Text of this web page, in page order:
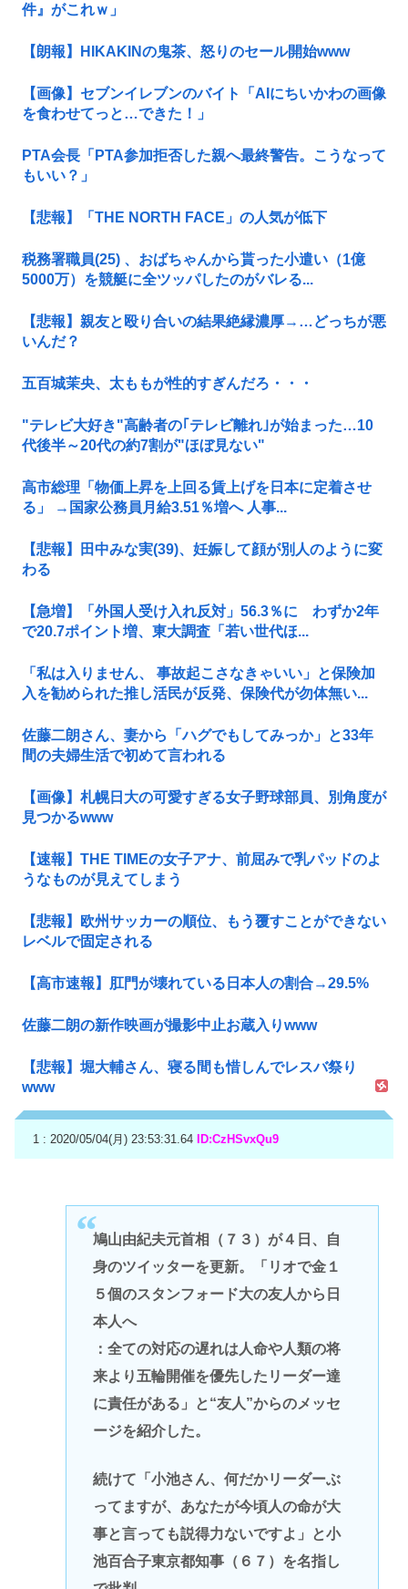
件』がこれｗ」
【朗報】HIKAKINの鬼茶、怒りのセール開始www
【画像】セブンイレブンのバイト「AIにちいかわの画像
を食わせてっと…できた！」
PTA会長「PTA参加拒否した親へ最終警告。こうなって
もいい？」
【悲報】「THE NORTH FACE」の人気が低下
税務署職員(25) 、おばちゃんから貰った小遣い（1億
5000万）を競艇に全ツッパしたのがバレる...
【悲報】親友と殴り合いの結果絶縁濃厚→…どっちが悪
いんだ？
五百城茉央、太ももが性的すぎんだろ・・・
"テレビ大好き"高齢者の｢テレビ離れ｣が始まった…10
代後半～20代の約7割が"ほぼ見ない"
高市総理「物価上昇を上回る賃上げを日本に定着させ
る」 →国家公務員月給3.51％増へ 人事...
【悲報】田中みな実(39)、妊娠して顔が別人のように変
わる
【急増】「外国人受け入れ反対」56.3％に わずか2年
で20.7ポイント増、東大調査「若い世代ほ...
「私は入りません、 事故起こさなきゃいい」と保険加
入を勧められた推し活民が反発、保険代が勿体無い...
佐藤二朗さん、妻から「ハグでもしてみっか」と33年
間の夫婦生活で初めて言われる
【画像】札幌日大の可愛すぎる女子野球部員、別角度が
見つかるwww
【速報】THE TIMEの女子アナ、前屈みで乳パッドのよ
うなものが見えてしまう
【悲報】欧州サッカーの順位、もう覆すことができない
レベルで固定される
【高市速報】肛門が壊れている日本人の割合→29.5%
佐藤二朗の新作映画が撮影中止お蔵入りwww
【悲報】堀大輔さん、寝る間も惜しんでレスバ祭り
www
1 : 2020/05/04(月) 23:53:31.64 ID:CzHSvxQu9
鳩山由紀夫元首相（７３）が４日、自
身のツイッターを更新。「リオで金１
５個のスタンフォード大の友人から日
本人へ
：全ての対応の遅れは人命や人類の将
来より五輪開催を優先したリーダー達
に責任がある」と“友人”からのメッセ
ージを紹介した。
続けて「小池さん、何だかリーダーぶ
ってますが、あなたが今頃人の命が大
事と言っても説得力ないですよ」と小
池百合子東京都知事（６７）を名指し